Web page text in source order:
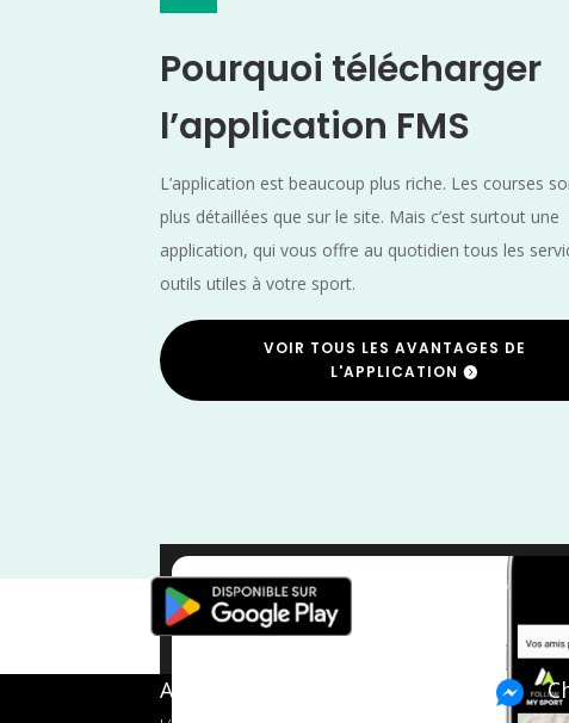
Pourquoi télécharger
l’application FMS
L’application est beaucoup plus riche. Les courses
plus détaillées que sur le site. Mais c’est surtout une
application, qui vous offre au quotidien tous les
outils utiles à votre sport.
VOIR TOUS LES AVANTAGES DE
L'APPLICATION
Vélo
A propos de FMS